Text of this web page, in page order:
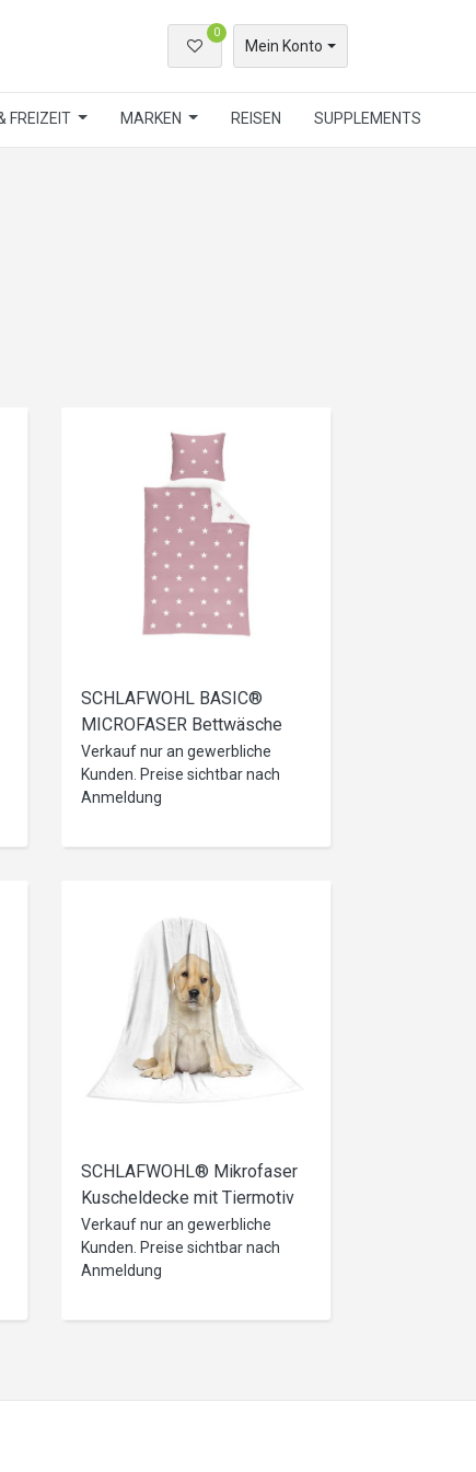
0
Mein Konto
FREIZEIT MARKEN REISEN SUPPLEMENTS
SCHLAFWOHL BASIC®
MICROFASER Bettwäsche
135x200cm, 80x80cm
Verkauf nur an gewerbliche
Kunden. Preise sichtbar nach
Anmeldung
SCHLAFWOHL® Mikrofaser
Kuscheldecke mit Tiermotiv
(Hund)
Verkauf nur an gewerbliche
Kunden. Preise sichtbar nach
Anmeldung